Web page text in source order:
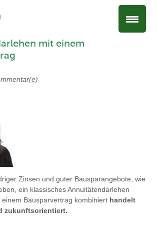
mit einem
Zinsen und guter Bausparangebote, wie
ein klassisches Annuitätendarlehen
Bausparvertrag kombiniert handelt
zukunftsorientiert.